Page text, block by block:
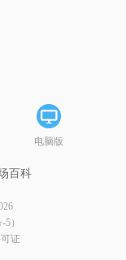
电脑版
百科
）
证